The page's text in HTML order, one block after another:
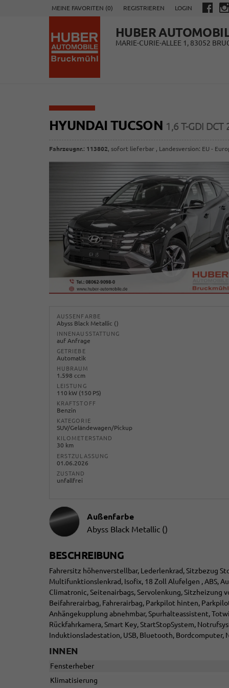
MEINE FAVORITEN (0) REGISTRIEREN LOGIN
HUBER
MARIE-CURIE-ALLEE 1, 83052
HYUNDAI TUCSON 1,6 T-GDI DCT
Fahrzeugnr.: 113802, sofort lieferbar , Landesversion: EU -
AUSSENFARBE
Abyss Black Metallic ()
INNENAUSSTATTUNG
auf Anfrage
GETRIEBE
Automatik
HUBRAUM
1.598 ccm
LEISTUNG
110 kW (150 PS)
KRAFTSTOFF
Benzin
KATEGORIE
SUV/Geländewagen/Pickup
KILOMETERSTAND
30 km
ERSTZULASSUNG
01.06.2026
ZUSTAND
unfallfrei
Außenfarbe
Abyss Black Metallic ()
BESCHREIBUNG
Fahrersitz höhenverstellbar, Lederlenkrad, Sitzbezug
Multifunktionslenkrad, Isofix, 18 Zoll Alufelgen , ABS,
Climatronic, Seitenairbags, Servolenkung,
Beifahrerairbag, Fahrerairbag, Parkpilot hinten,
Anhängekupplung abnehmbar, Spurhalteassistent,
Rückfahrkamera, Smart Key, StartStopSystem,
Induktionsladestation, USB, Bluetooth, Bordcomputer,
INNEN
Fensterheber
Klimatisierung